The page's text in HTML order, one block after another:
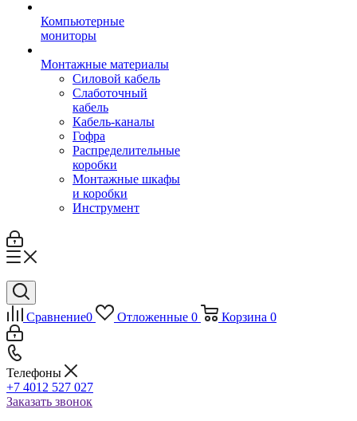
Компьютерные
мониторы
Монтажные материалы
Силовой кабель
Слаботочный
кабель
Кабель-каналы
Гофра
Распределительные
коробки
Монтажные шкафы
и коробки
Инструмент
Сравнение0 Отложенные 0 Корзина 0
Телефоны
+7 4012 527 027
Заказать звонок